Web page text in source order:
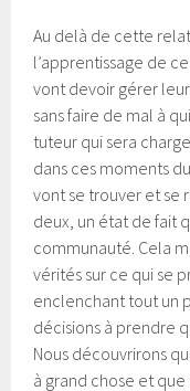
Au delà de cette
l’apprentissage de
vont devoir gérer
sans faire de mal à
tuteur qui sera
dans ces moments
vont se trouver et se
deux, un état de fait
communauté. Cela
vérités sur ce qui se
enclenchant tout un
décisions à prendre
Nous découvrirons
à grand chose et